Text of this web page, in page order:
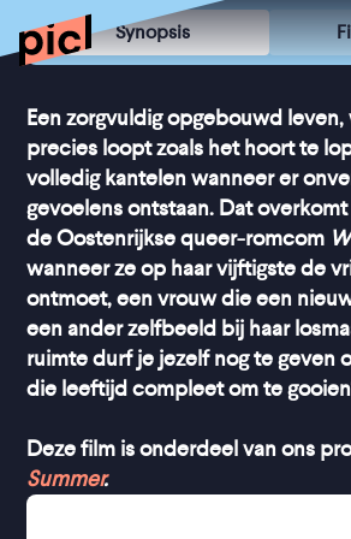
Synopsis
Een zorgvuldig opgebouwd leven,
precies loopt zoals het hoort te
volledig kantelen wanneer er
gevoelens ontstaan. Dat
de Oostenrijkse queer-romcom
wanneer ze op haar vijftigste de
ontmoet, een vrouw die een
een ander zelfbeeld bij haar
ruimte durf je jezelf nog te geven
die leeftijd compleet om te
Deze film is onderdeel van ons
Summer.
Het is huisje-boompje-beestje